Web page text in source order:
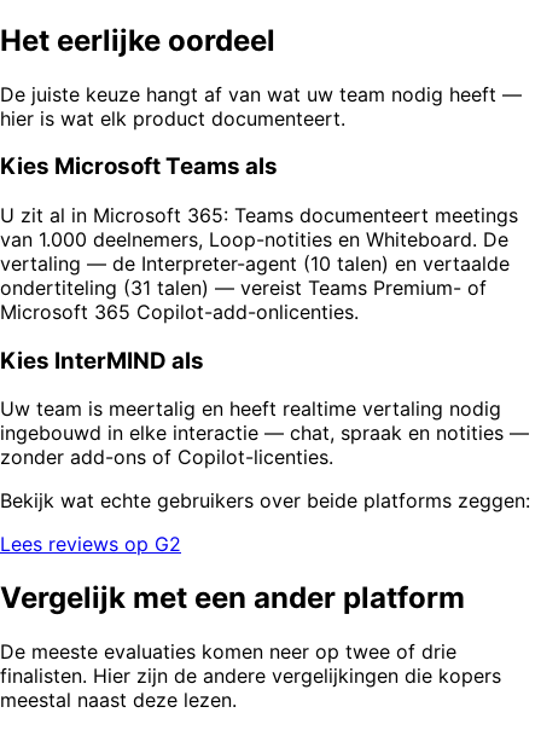
Het eerlijke oordeel
De juiste keuze hangt af van wat uw team nodig heeft —
hier is wat elk product documenteert.
Kies Microsoft Teams als
U zit al in Microsoft 365: Teams documenteert meetings
van 1.000 deelnemers, Loop-notities en Whiteboard. De
vertaling — de Interpreter-agent (10 talen) en vertaalde
ondertiteling (31 talen) — vereist Teams Premium- of
Microsoft 365 Copilot-add-onlicenties.
Kies InterMIND als
Uw team is meertalig en heeft realtime vertaling nodig
ingebouwd in elke interactie — chat, spraak en notities —
zonder add-ons of Copilot-licenties.
Bekijk wat echte gebruikers over beide platforms zeggen:
Lees reviews op G2
Vergelijk met een ander platform
De meeste evaluaties komen neer op twee of drie
finalisten. Hier zijn de andere vergelijkingen die kopers
meestal naast deze lezen.